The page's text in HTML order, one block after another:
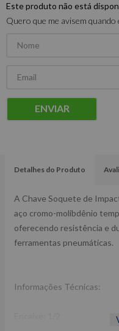
Este produto não está
Quero que me avisem
ENVIAR
Detalhes do Produto
A Chave Soquete de
aço cromo-molibdênio
oferecendo resistência e
ferramentas pneumáticas.
Informações Técnicas: